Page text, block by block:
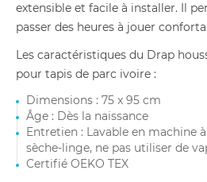
extensible et facile à installer. Il
passer des heures à jouer
Les caractéristiques du Drap
pour tapis de parc ivoire :
Dimensions : 75 x 95 cm
Âge : Dès la naissance
Entretien : Lavable en machine
sèche-linge, ne pas utiliser de
Certifié OEKO TEX